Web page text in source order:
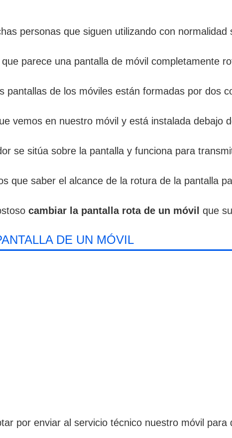
personas que siguen utilizando con
parece una pantalla de móvil completamente
pantallas de los móviles están formadas por dos
vemos en nuestro móvil y está instalada debajo
se sitúa sobre la pantalla y funciona para
que saber el alcance de la rotura de la pantalla
cambiar la pantalla rota de un móvil que
DE UN MÓVIL
por enviar al servicio técnico nuestro móvil